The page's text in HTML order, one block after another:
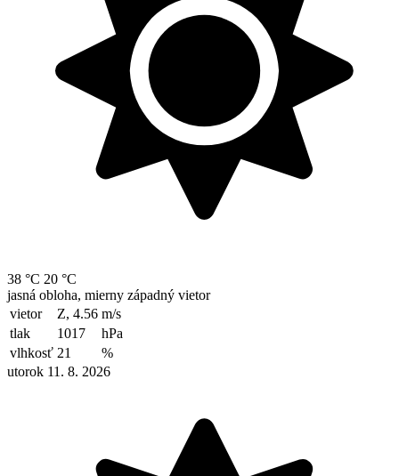
38 °C 20 °C
jasná obloha, mierny západný vietor
vietor
Z, 4.56 m/s
tlak
1017
hPa
vlhkosť 21
%
utorok 11. 8. 2026